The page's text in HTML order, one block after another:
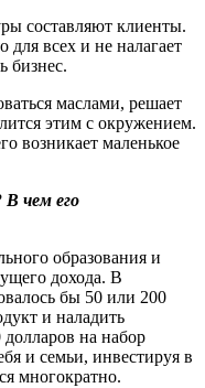
составляют клиенты.
всех и не налагает
бизнес.
маслами, решает
этим с окружением.
возникает маленькое
чем его
образования и
дохода. В
бы 50 или 200
и наладить
на набор
и семьи, инвестируя в
многократно.